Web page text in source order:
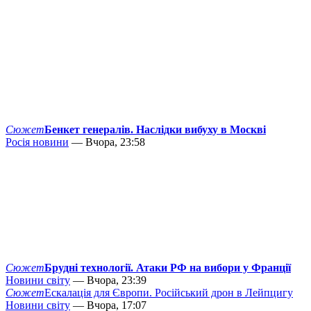
СюжетБенкет генералів. Наслідки вибуху в Москві
Росія новини — Вчора, 23:58
СюжетБрудні технології. Атаки РФ на вибори у Франції
Новини світу — Вчора, 23:39
СюжетЕскалація для Європи. Російський дрон в Лейпцигу
Новини світу — Вчора, 17:07